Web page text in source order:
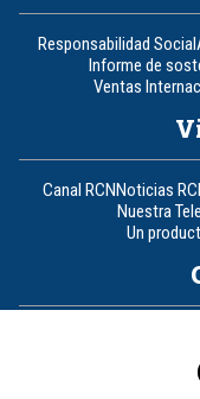
Responsabilidad Social
Informe de
Ventas
Canal RCNNoticias
Nuestra
Un